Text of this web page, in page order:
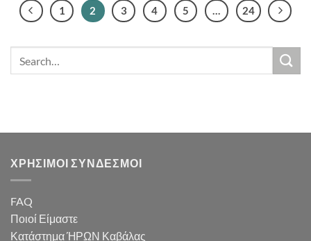
1 2 3 4 5 24
ΧΡΗΣΙΜΟΙ ΣΥΝΔΕΣΜΟΙ
FAQ
Ποιοί Είμαστε
Κατάστημα ΉΡΩΝ Καβάλας